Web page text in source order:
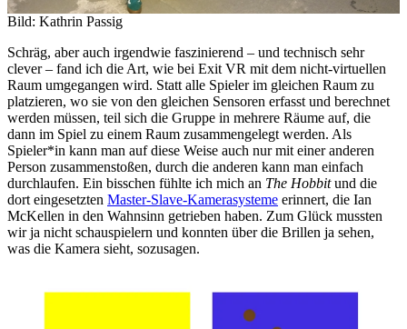
Bild: Kathrin Passig
Schräg, aber auch irgendwie faszinierend – und technisch sehr
clever – fand ich die Art, wie bei Exit VR mit dem nicht-virtuellen
Raum umgegangen wird. Statt alle Spieler im gleichen Raum zu
platzieren, wo sie von den gleichen Sensoren erfasst und berechnet
werden müssen, teil sich die Gruppe in mehrere Räume auf, die
dann im Spiel zu einem Raum zusammengelegt werden. Als
Spieler*in kann man auf diese Weise auch nur mit einer anderen
Person zusammenstoßen, durch die anderen kann man einfach
durchlaufen. Ein bisschen fühlte ich mich an The Hobbitund die
dort eingesetzten Master-Slave-Kamerasysteme erinnert, die Ian
McKellen in den Wahnsinn getrieben haben. Zum Glück mussten
wir ja nicht schauspielern und konnten über die Brillen ja sehen,
was die Kamera sieht, sozusagen.